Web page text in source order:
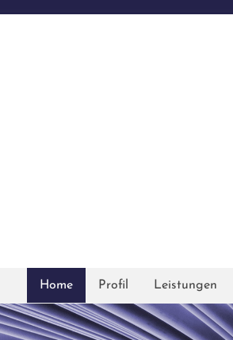
Home Profil Leistungen